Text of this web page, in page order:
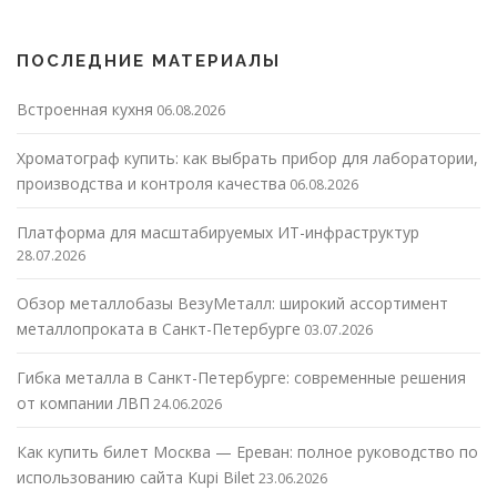
ПОСЛЕДНИЕ МАТЕРИАЛЫ
Встроенная кухня 06.08.2026
Хроматограф купить: как выбрать прибор для лаборатории,
производства и контроля качества 06.08.2026
Платформа для масштабируемых ИТ-инфраструктур
28.07.2026
Обзор металлобазы ВезуМеталл: широкий ассортимент
металлопроката в Санкт-Петербурге 03.07.2026
Гибка металла в Санкт-Петербурге: современные решения
от компании ЛВП 24.06.2026
Как купить билет Москва — Ереван: полное руководство по
использованию сайта Kupi Bilet23.06.2026